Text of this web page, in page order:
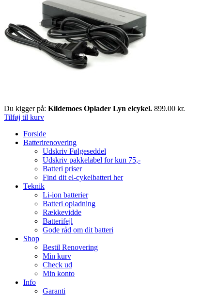
Du kigger på: Kildemoes Oplader Lyn elcykel. 899.00 kr.
Tilføj til kurv
Forside
Batterirenovering
Udskriv Følgeseddel
Udskriv pakkelabel for kun 75,-
Batteri priser
Find dit el-cykelbatteri her
Teknik
Li-ion batterier
Batteri opladning
Rækkevidde
Batterifejl
Gode råd om dit batteri
Shop
Bestil Renovering
Min kurv
Check ud
Min konto
Info
Garanti